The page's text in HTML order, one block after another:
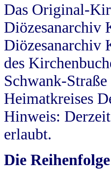
Das Original-
Diözesanarchiv
Diözesanarchiv
des
Schwank-
Heimatkreises
Hinweis:
erlaubt.
Die